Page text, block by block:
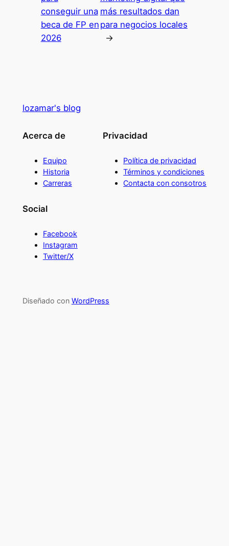
conseguir una
beca de FP en
2026
más resultados dan
para negocios locales
→
lozamar's blog
Acerca de
Equipo
Historia
Carreras
Privacidad
Política de privacidad
Términos y condiciones
Contacta con consotros
Social
Facebook
Instagram
Twitter/X
Diseñado con WordPress